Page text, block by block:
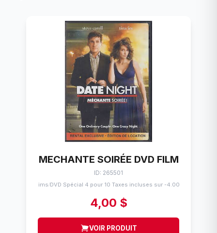
MECHANTE SOIRÉE DVD FILM
ID: 265501
Flims/DVD Spécial 4 pour 10 Taxes incluses sur -4.00$
4,00 $
VOIR PRODUIT